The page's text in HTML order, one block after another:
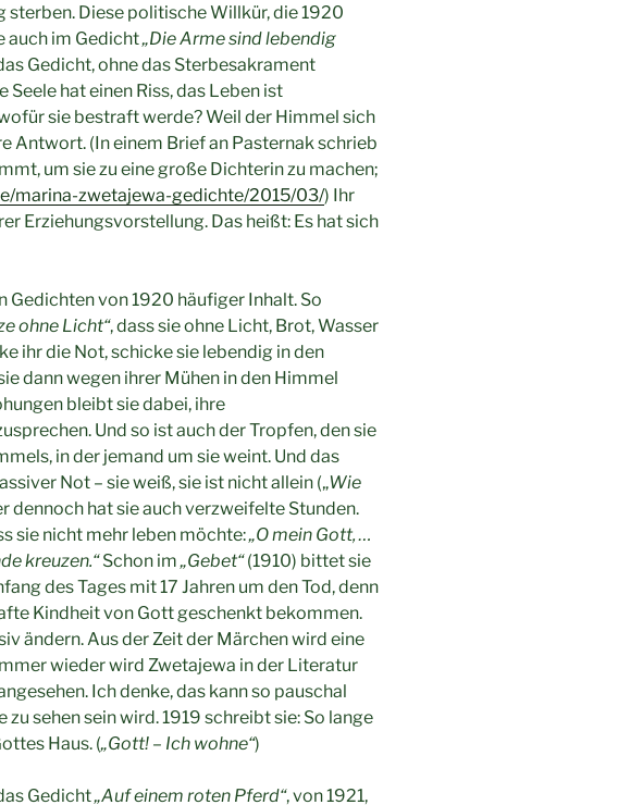
sterben. Diese politische Willkür, die 1920
auch im Gedicht„Die Arme sind lebendig
Gedicht, ohne das Sterbesakrament
Seele hat einen Riss, das Leben ist
sie bestraft werde? Weil der Himmel sich
Antwort. (In einem Brief an Pasternak schrieb
um sie zu eine große Dichterin zu machen;
marina-zwetajewa-gedichte/2015/03/) Ihr
Erziehungsvorstellung. Das heißt: Es hat sich
Gedichten von 1920 häufiger Inhalt. So
ohne Licht“, dass sie ohne Licht, Brot, Wasser
ihr die Not, schicke sie lebendig in den
dann wegen ihrer Mühen in den Himmel
bleibt sie dabei, ihre
Und so ist auch der Tropfen, den sie
in der jemand um sie weint. Und das
Not – sie weiß, sie ist nicht allein („Wie
dennoch hat sie auch verzweifelte Stunden.
sie nicht mehr leben möchte:„O mein Gott, …
kreuzen.“Schon im „Gebet“(1910) bittet sie
des Tages mit 17 Jahren um den Tod, denn
Kindheit von Gott geschenkt bekommen.
ändern. Aus der Zeit der Märchen wird eine
wieder wird Zwetajewa in der Literatur
Ich denke, das kann so pauschal
sehen sein wird. 1919 schreibt sie: So lange
Haus. („Gott! – Ich wohne“)
Gedicht„Auf einem roten Pferd“, von 1921,